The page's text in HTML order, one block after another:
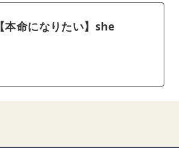
【本命になりたい】she